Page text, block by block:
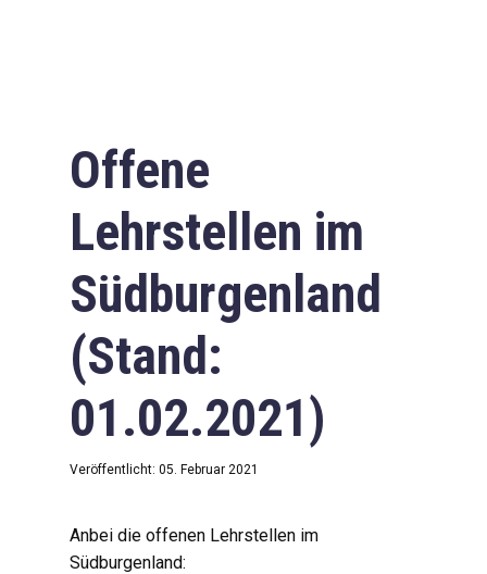
Offene
Lehrstellen im
Südburgenland
(Stand:
01.02.2021)
Veröffentlicht: 05. Februar 2021
Anbei die offenen Lehrstellen im
Südburgenland: